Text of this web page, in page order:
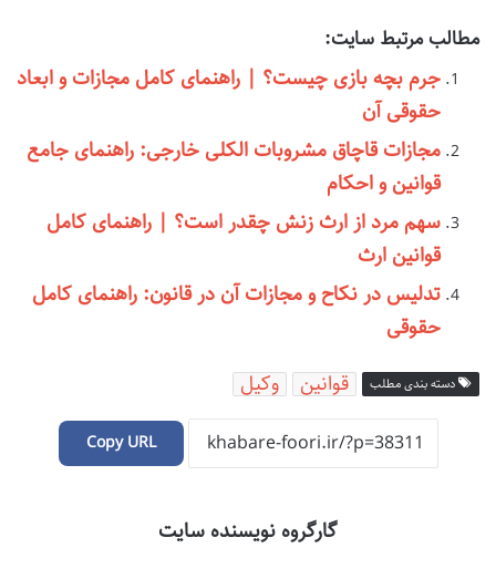
مطالب مرتبط سایت:
جرم بچه بازی چیست؟ | راهنمای کامل مجازات و ابعاد
حقوقی آن
مجازات قاچاق مشروبات الکلی خارجی: راهنمای جامع
قوانین و احکام
سهم مرد از ارث زنش چقدر است؟ | راهنمای کامل
قوانین ارث
تدلیس در نکاح و مجازات آن در قانون: راهنمای کامل
حقوقی
دسته بندی مطلب قوانین وکیل
Copy URL
گارگروه نویسنده سایت